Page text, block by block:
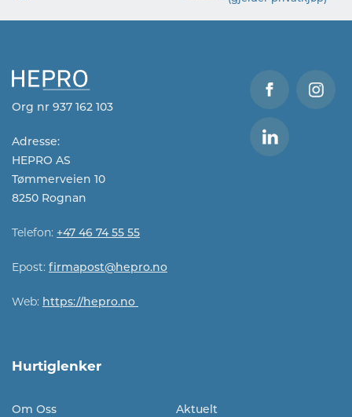
Org nr 937 162 103
Adresse:
HEPRO AS
Tømmerveien 10
8250 Rognan
Telefon: +47 46 74 55 55
Epost: firmapost@hepro.no​​
Web: https://hepro.no
Hurtiglenker
Om Oss Aktuelt